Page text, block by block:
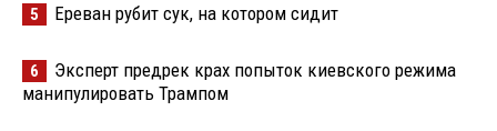
5 Ереван рубит сук, на котором сидит
6
Эксперт предрек крах попыток киевского режима
манипулировать Трампом